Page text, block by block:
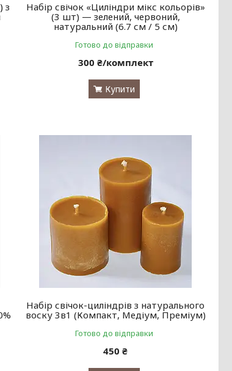
з
Набір свічок «Циліндри мікс кольорів»
(3 шт) — зелений, червоний,
натуральний (6.7 см / 5 см)
Готово до відправки
300 ₴/комплект
Купити
Набір свічок-циліндрів з натурального
воску 3в1 (Компакт, Медіум, Преміум)
Готово до відправки
450 ₴